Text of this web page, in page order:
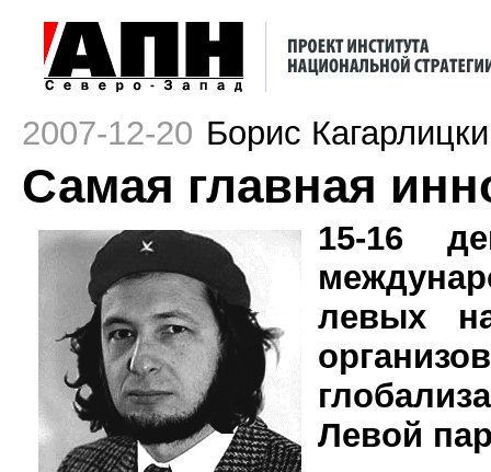
2007-12-20 Борис
Самая главная
15-16
левых
Левой